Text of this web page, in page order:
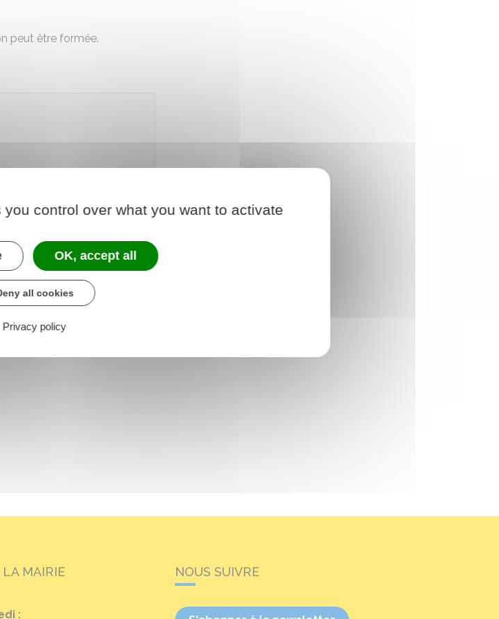
peut être formée.
LA MAIRIE
:
NOUS SUIVRE
control over what you want to activate
OK, accept all
all cookies
Privacy policy